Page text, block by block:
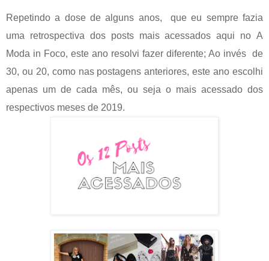
Repetindo a dose de alguns anos, que eu sempre fazia
uma retrospectiva dos posts mais acessados aqui no A
Moda in Foco, este ano resolvi fazer diferente; Ao invés de
30, ou 20, como nas postagens anteriores, este ano escolhi
apenas um de cada mês, ou seja o mais acessado dos
respectivos meses de 2019.